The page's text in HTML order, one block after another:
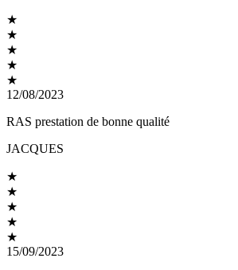
★
★
★
★
★
12/08/2023
RAS prestation de bonne qualité
JACQUES
★
★
★
★
★
15/09/2023